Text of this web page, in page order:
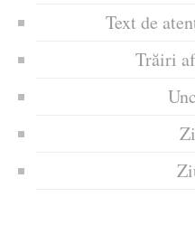
Text de
Trăiri